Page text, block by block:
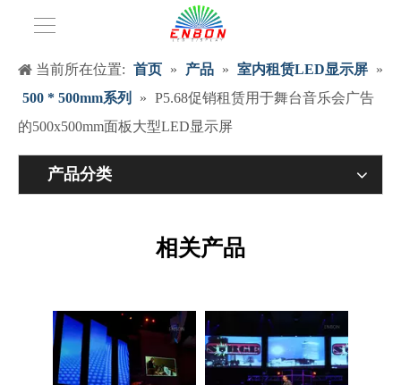
当前所在位置: 首页 » 产品 » 室内租赁LED显示屏 »
500 * 500mm系列
» P5.68促销租赁用于舞台音乐会广告
的500x500mm面板大型LED显示屏
产品分类
相关产品
P4.81智能LED显示屏，带LCD指示灯，适用于室内租赁活动